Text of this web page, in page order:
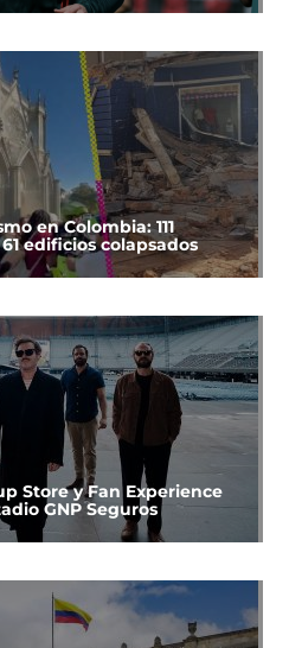
en Colombia: 111
edificios colapsados
Store y Fan Experience
GNP Seguros